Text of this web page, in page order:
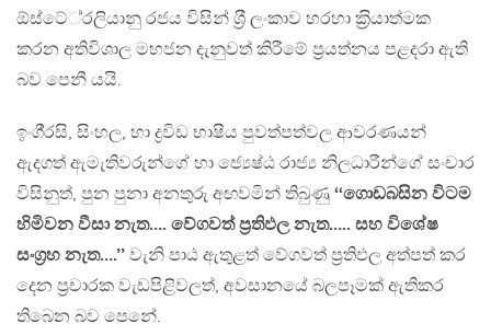
ඕස්ටේ‍්‍රලියානු රජය විසින් ශ‍්‍රී ලංකාව හරහා ක‍්‍රියාත්මක
කරන අතිවිශාල මහජන දැනුවත් කිරීමේ ප‍්‍රයත්නය පළදරා ඇති
බව පෙනී යයි.
ඉංගී‍්‍රසි, සිංහල, හා ද්‍රවිඩ භාෂීය පුවත්පත්වල ආවරණයන්
ඇදගත් ඇමැතිවරුන්ගේ හා ජ්‍යෙෂ්ඨ රාජ්‍ය නිලධාරීන්ගේ සංචාර
විසිනුත්, පුන පුනා අනතුරු අඟවමින් තිබුණු ‘‘ගොඩබසින විටම
හිමිවන වීසා නැත…. වේගවත් ප‍්‍රතිඵල නැත….. සහ විශේෂ
සංග‍්‍රහ නැත….’’ වැනි පාඨ ඇතුළත් වේගවත් ප‍්‍රතිඵල අත්පත් කර
දෙන ප‍්‍රචාරක වැඩපිළිවලත්, අවසානයේ බලපෑමක් ඇතිකර
තිබෙන බව පෙනේ.